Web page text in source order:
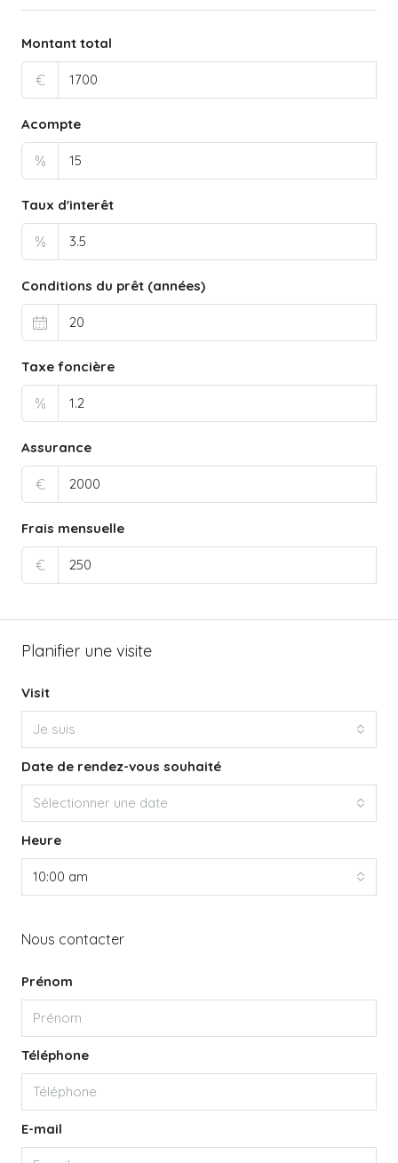
Montant total
€
Acompte
%
Taux d'interêt
%
Conditions du prêt (années)
Taxe foncière
%
Assurance
€
Frais mensuelle
€
Planifier une visite
Visit
Je suis
Date de rendez-vous souhaité
Sélectionner une date
Heure
10:00 am
Nous contacter
Prénom
Téléphone
E-mail